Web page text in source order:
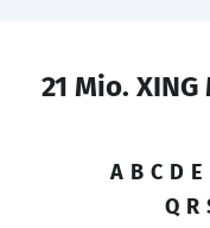
21 Mio.
A B C D E
Q R